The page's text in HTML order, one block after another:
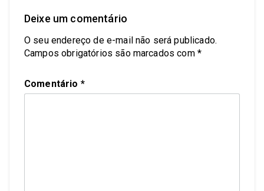
Deixe um comentário
O seu endereço de e-mail não será publicado.
Campos obrigatórios são marcados com *
Comentário *